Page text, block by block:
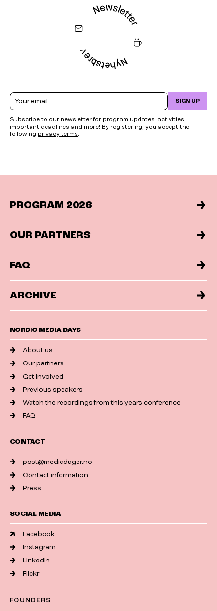
Email SIGN UP
Subscribe to our newsletter for program updates, activities,
important deadlines and more! By registering, you accept the
following privacy terms.
PROGRAM 2026
OUR PARTNERS
FAQ
ARCHIVE
NORDIC MEDIA DAYS
About us
Our partners
Get involved
Previous speakers
Watch the recordings from this years conference
FAQ
CONTACT
post@mediedager.no
Contact information
Press
SOCIAL MEDIA
Facebook
Instagram
LinkedIn
Flickr
FOUNDERS